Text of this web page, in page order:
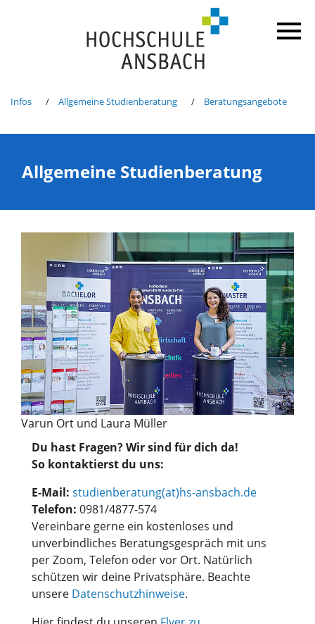
Infos Allgemeine Studienberatung Beratungsangebote
Allgemeine Studienberatung
Varun Ort und Laura Müller
Du hast Fragen? Wir sind für dich da!
So kontaktierst du uns:
E-Mail: studienberatung(at)hs-ansbach.de
Telefon: 0981/4877-574
Vereinbare gerne ein kostenloses und
unverbindliches Beratungsgespräch mit uns
per Zoom, Telefon oder vor Ort. Natürlich
schützen wir deine Privatsphäre. Beachte
unsere Datenschutzhinweise.